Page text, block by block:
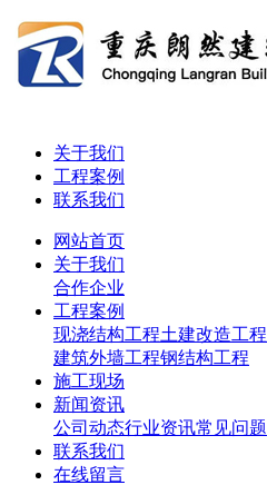
关于我们
工程案例
联系我们
网站首页
关于我们
合作企业
工程案例
现浇结构工程土建改造工程
建筑外墙工程钢结构工程
施工现场
新闻资讯
公司动态行业资讯常见问题
联系我们
在线留言